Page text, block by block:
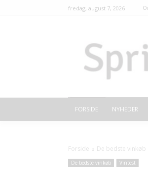
fredag, august 7, 2026
FORSIDE NYHEDER
Forside De bedste vinkøb
De bedste vinkøb Vintest